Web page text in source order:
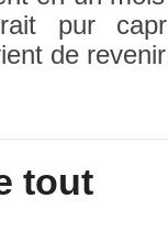
pur
de
tout